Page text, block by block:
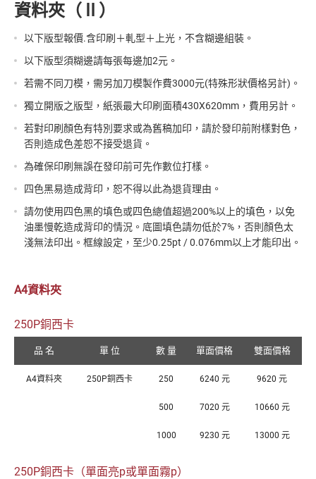
資料夾（Ⅱ）
以下版型報價.含印刷＋軋型＋上光，不含糊邊組裝。
以下版型須糊邊請每張每邊加2元。
若需不同刀模，需另加刀模製作費3000元(特殊形狀價格另計)。
獨立開版之版型，紙張最大印刷面積430X620mm，費用另計。
若對印刷顏色有特別要求或為舊稿加印，請於發印前附樣對色，
否則造成色差恕不接受退貨。
為確保印刷無誤在發印前可先作數位打樣。
四色黑易造成背印，恕不得以此為退貨理由。
請勿使用四色黑的填色或四色總值超過200%以上的填色，以免
油墨慢乾造成背印的情況。底圖填色請勿低於7%，否則顏色太
淺無法印出。框線設定，至少0.25pt / 0.076mm以上才能印出。
A4資料夾
250P銅西卡
品 名 單 位 數 量 單面價格 雙面價格
A4資料夾 250P銅西卡 250 6240 元 9620 元
500 7020 元 10660 元
1000 9230 元 13000 元
250P銅西卡（單面亮p或單面霧p）